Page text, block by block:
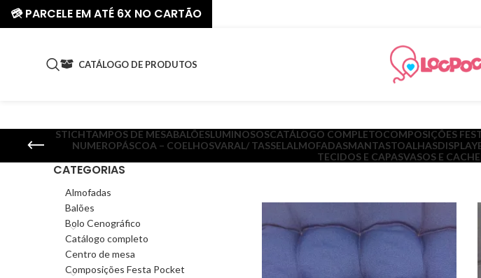
CATÁLOGO DE PRODUTOS
STICHTAMPOS DE MESABALÕESLUMINOSOSCATÁLOGO COMPLETOCOMPOSIÇÕES
NUMEROPÁSCOA – COELHOSVARAL/ TASSELALMOFADASMANTASTOALHASDISPLAY
TECIDOS E CAPASVASOS E
CATEGORIAS
Almofadas
Balões
Bolo Cenográfico
Catálogo completo
Centro de mesa
Composições Festa Pocket
💳 PARCELE EM ATÉ 6X NO CARTÃO